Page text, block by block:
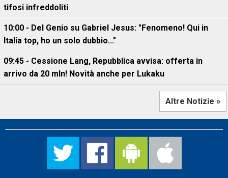
tifosi infreddoliti
10:00 - Del Genio su Gabriel Jesus: "Fenomeno! Qui in
Italia top, ho un solo dubbio..."
09:45 - Cessione Lang, Repubblica avvisa: offerta in
arrivo da 20 mln! Novità anche per Lukaku
Altre Notizie »